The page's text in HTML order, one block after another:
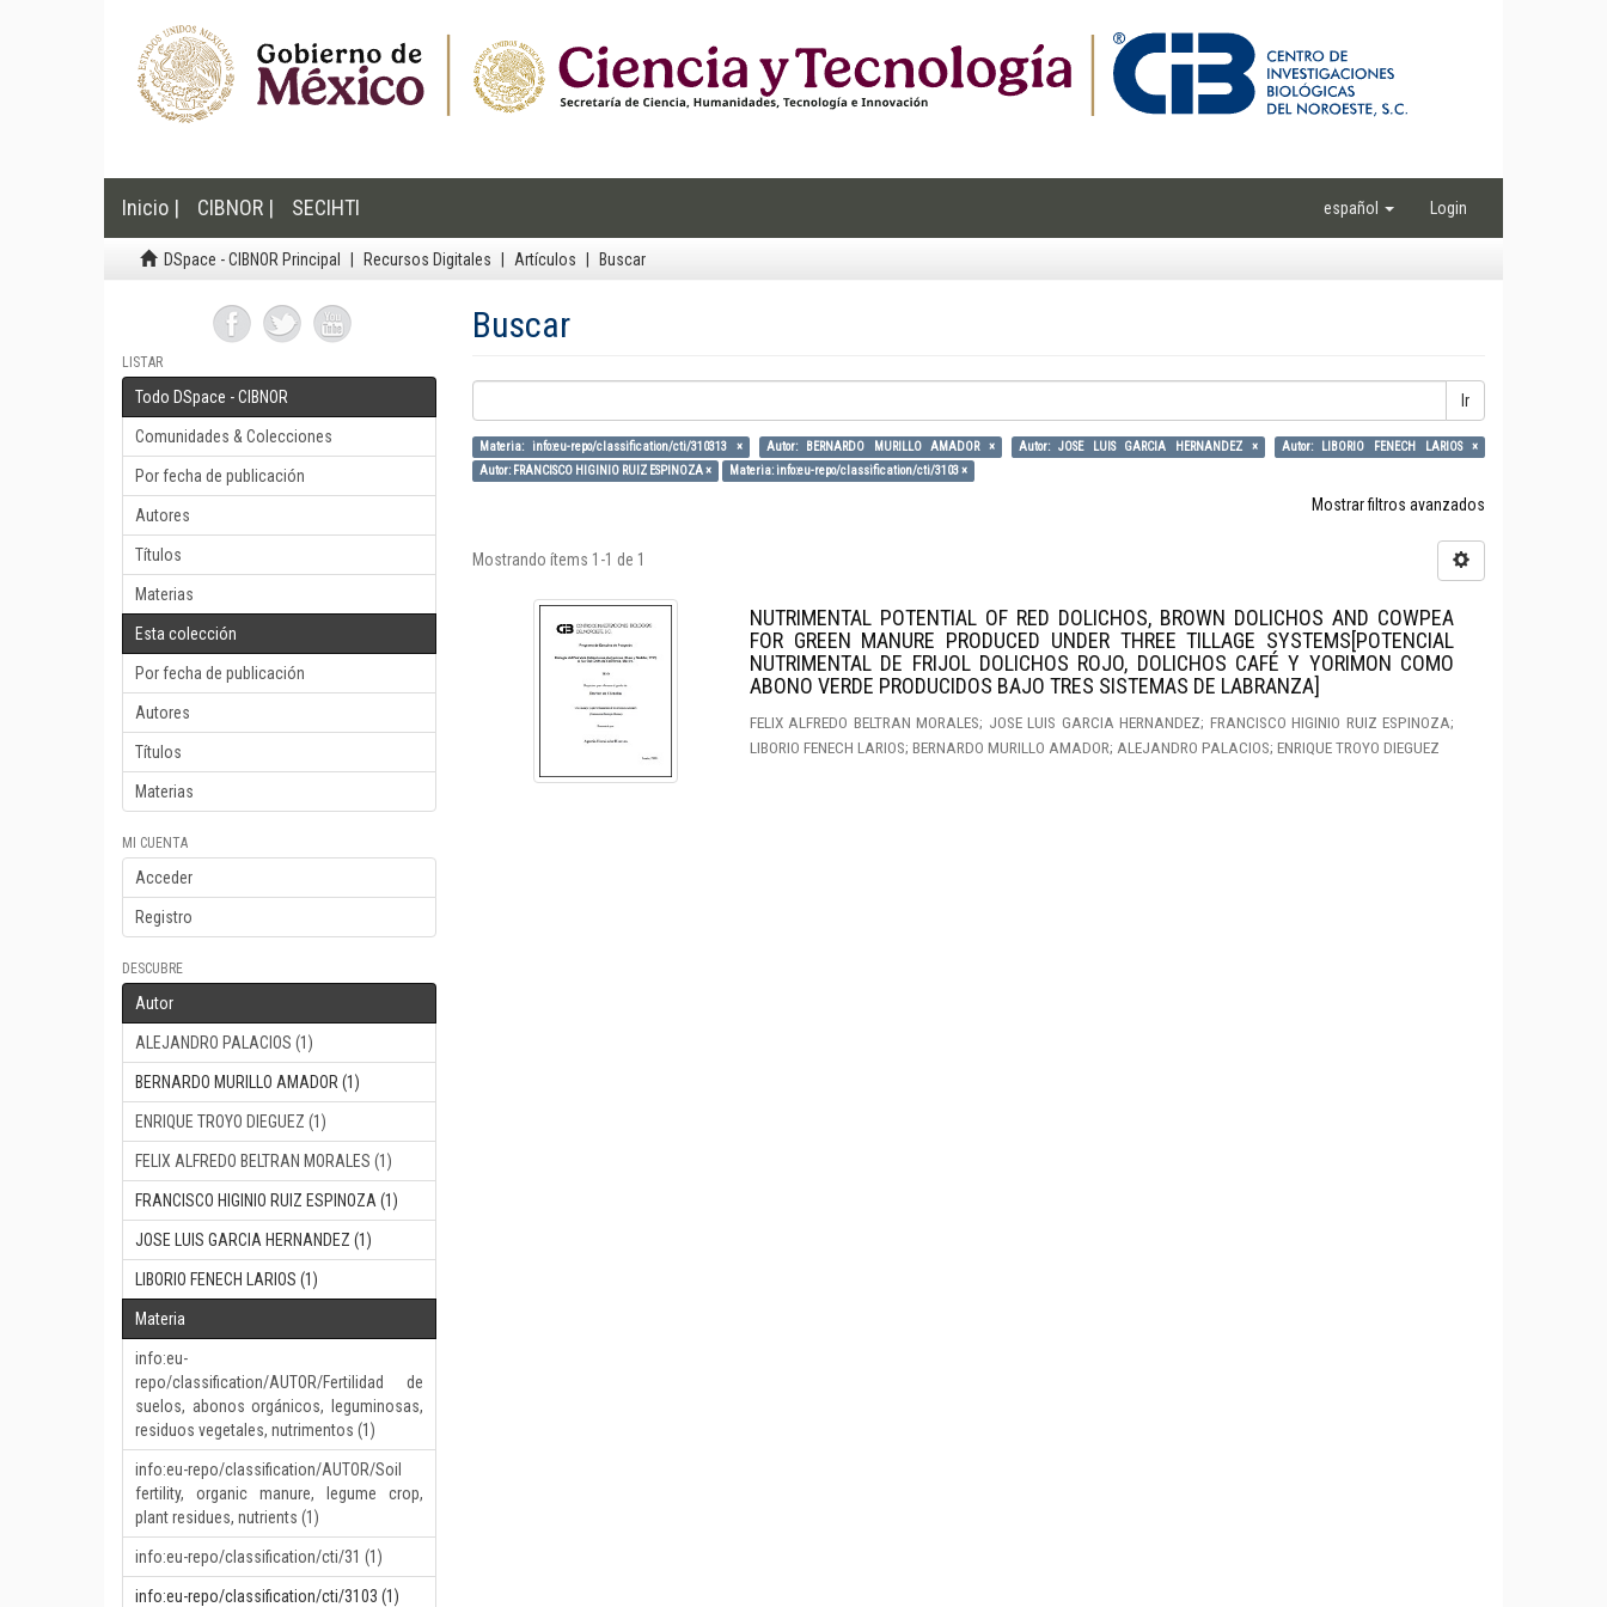
Inicio | CIBNOR | SECIHTI español Login
DSpace - CIBNOR Principal Recursos Digitales Artículos Buscar
LISTAR
Todo DSpace - CIBNOR
Comunidades & Colecciones
Por fecha de publicación
Autores
Títulos
Materias
Esta colección
Por fecha de publicación
Autores
Títulos
Materias
MI CUENTA
Acceder
Registro
DESCUBRE
Autor
ALEJANDRO PALACIOS (1)
BERNARDO MURILLO AMADOR (1)
ENRIQUE TROYO DIEGUEZ (1)
FELIX ALFREDO BELTRAN MORALES (1)
FRANCISCO HIGINIO RUIZ ESPINOZA (1)
JOSE LUIS GARCIA HERNANDEZ (1)
LIBORIO FENECH LARIOS (1)
Materia
info:eu-
repo/classification/AUTOR/Fertilidad de
suelos, abonos orgánicos, leguminosas,
residuos vegetales, nutrimentos (1)
info:eu-repo/classification/AUTOR/Soil
fertility, organic manure, legume crop,
plant residues, nutrients (1)
info:eu-repo/classification/cti/31 (1)
info:eu-repo/classification/cti/3103 (1)
Buscar
Ir
Materia: info:eu-repo/classification/cti/310313 × Autor: BERNARDO MURILLO AMADOR × Autor: JOSE LUIS GARCIA HERNANDEZ ×
Autor: LIBORIO FENECH LARIOS ×
Autor: FRANCISCO HIGINIO RUIZ ESPINOZA ×
Materia: info:eu-repo/classification/cti/3103 ×
Mostrar filtros avanzados
Mostrando ítems 1-1 de 1
NUTRIMENTAL POTENTIAL OF RED DOLICHOS, BROWN DOLICHOS AND COWPEA
FOR GREEN MANURE PRODUCED UNDER THREE TILLAGE SYSTEMS[POTENCIAL
NUTRIMENTAL DE FRIJOL DOLICHOS ROJO, DOLICHOS CAFÉ Y YORIMON COMO
ABONO VERDE PRODUCIDOS BAJO TRES SISTEMAS DE LABRANZA]
FELIX ALFREDO BELTRAN MORALES; JOSE LUIS GARCIA HERNANDEZ; FRANCISCO HIGINIO RUIZ ESPINOZA;
LIBORIO FENECH LARIOS; BERNARDO MURILLO AMADOR; ALEJANDRO PALACIOS; ENRIQUE TROYO DIEGUEZ